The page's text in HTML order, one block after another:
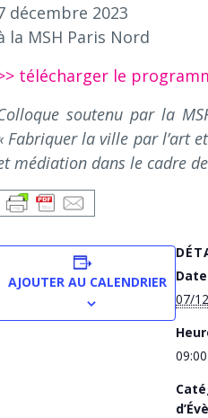
décembre 2023
la MSH Paris Nord
télécharger le
soutenu par la
Fabriquer la ville par l’art
médiation dans le cadre de
AJOUTER AU CALENDRIER
07/